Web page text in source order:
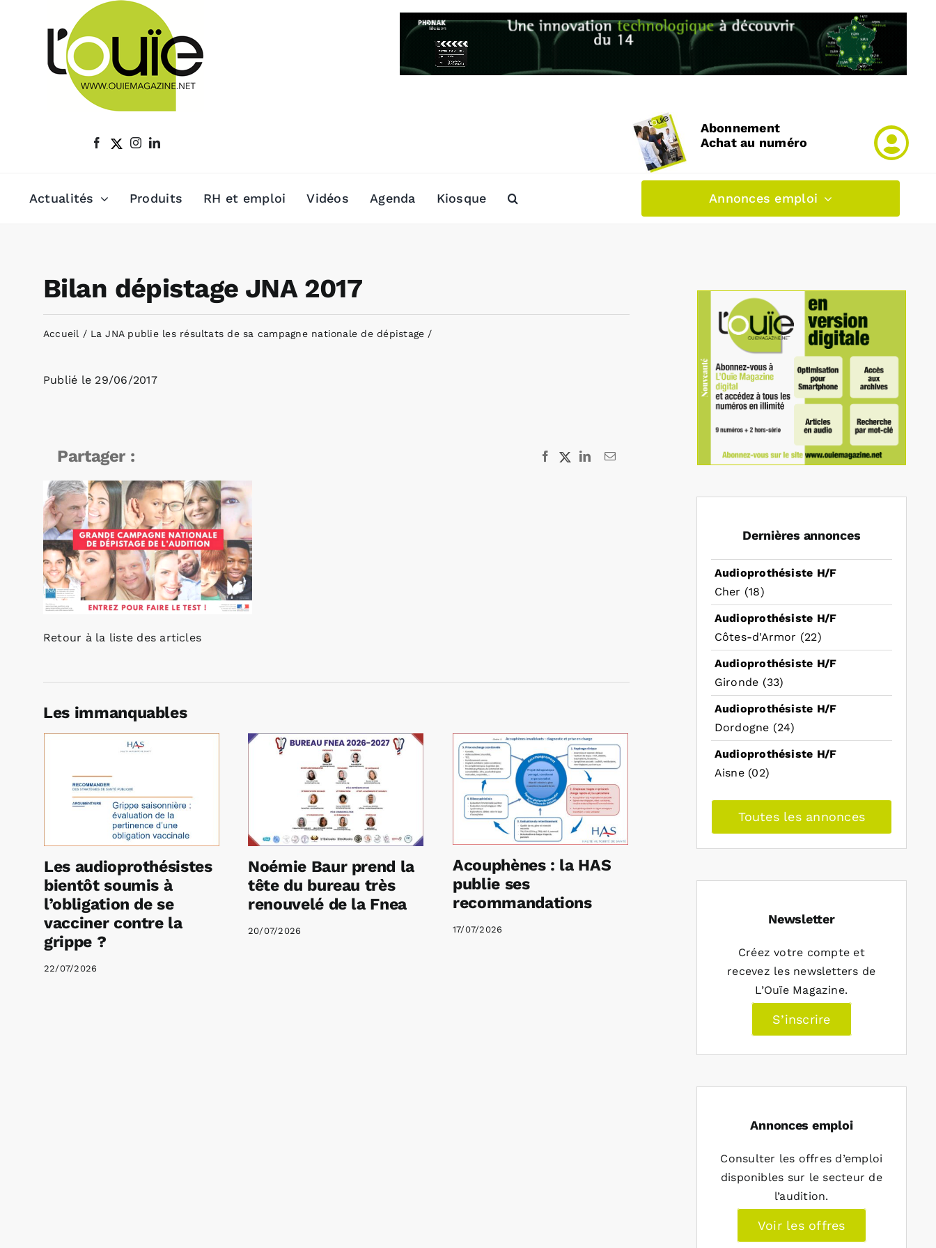
Abonnement
Achat au numéro
Actualités Produits RH et emploi Vidéos Agenda Kiosque Annonces emploi
Bilan dépistage JNA 2017
Accueil La JNA publie les résultats de sa campagne nationale de dépistage
Publié le 29/06/2017
Partager : Facebook
X LinkedInEmail
Retour à la liste des articles
Les immanquables
Les audioprothésistes
bientôt soumis à
l’obligation de se
vacciner contre la
grippe ?
22/07/2026
Noémie Baur prend la
tête du bureau très
renouvelé de la Fnea
20/07/2026
Acouphènes : la HAS
publie ses
recommandations
17/07/2026
Dernières annonces
Audioprothésiste H/F
Cher (18)
Audioprothésiste H/F
Côtes-d'Armor (22)
Audioprothésiste H/F
Gironde (33)
Audioprothésiste H/F
Dordogne (24)
Audioprothésiste H/F
Aisne (02)
Toutes les annonces
Newsletter
Créez votre compte et
recevez les newsletters de
L’Ouïe Magazine.
S’inscrire
Annonces emploi
Consulter les offres d’emploi
disponibles sur le secteur de
l’audition.
Voir les offres